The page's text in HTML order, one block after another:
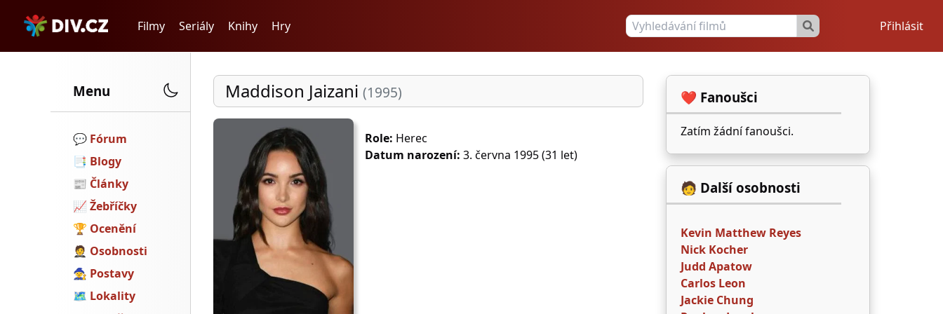
Filmy Seriály Knihy Hry Přihlásit
Menu
💬️ Fórum
📑 Blogy
📰 Články
📈 Žebříčky
🏆 Ocenění
🤵 Osobnosti
🧙 Postavy
🗺 Lokality
Maddison Jaizani (1995)
Role: Herec
Datum narození: 3. června 1995 (31 let)
❤️ Fanoušci
Zatím žádní fanoušci.
🧑 Další osobnosti
Kevin Matthew Reyes
Nick Kocher
Judd Apatow
Carlos Leon
Jackie Chung